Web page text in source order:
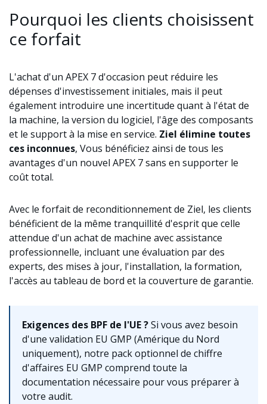
Pourquoi les clients choisissent
ce forfait
L'achat d'un APEX 7 d'occasion peut réduire les
dépenses d'investissement initiales, mais il peut
également introduire une incertitude quant à l'état de
la machine, la version du logiciel, l'âge des composants
et le support à la mise en service. Ziel élimine toutes
ces inconnues, Vous bénéficiez ainsi de tous les
avantages d'un nouvel APEX 7 sans en supporter le
coût total.
Avec le forfait de reconditionnement de Ziel, les clients
bénéficient de la même tranquillité d'esprit que celle
attendue d'un achat de machine avec assistance
professionnelle, incluant une évaluation par des
experts, des mises à jour, l'installation, la formation,
l'accès au tableau de bord et la couverture de garantie.
Exigences des BPF de l'UE ?Si vous avez besoin
d'une validation EU GMP (Amérique du Nord
uniquement), notre pack optionnel de chiffre
d'affaires EU GMP comprend toute la
documentation nécessaire pour vous préparer à
votre audit.